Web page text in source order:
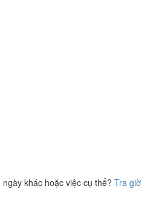
khác hoặc việc cụ thể? Tra giờ